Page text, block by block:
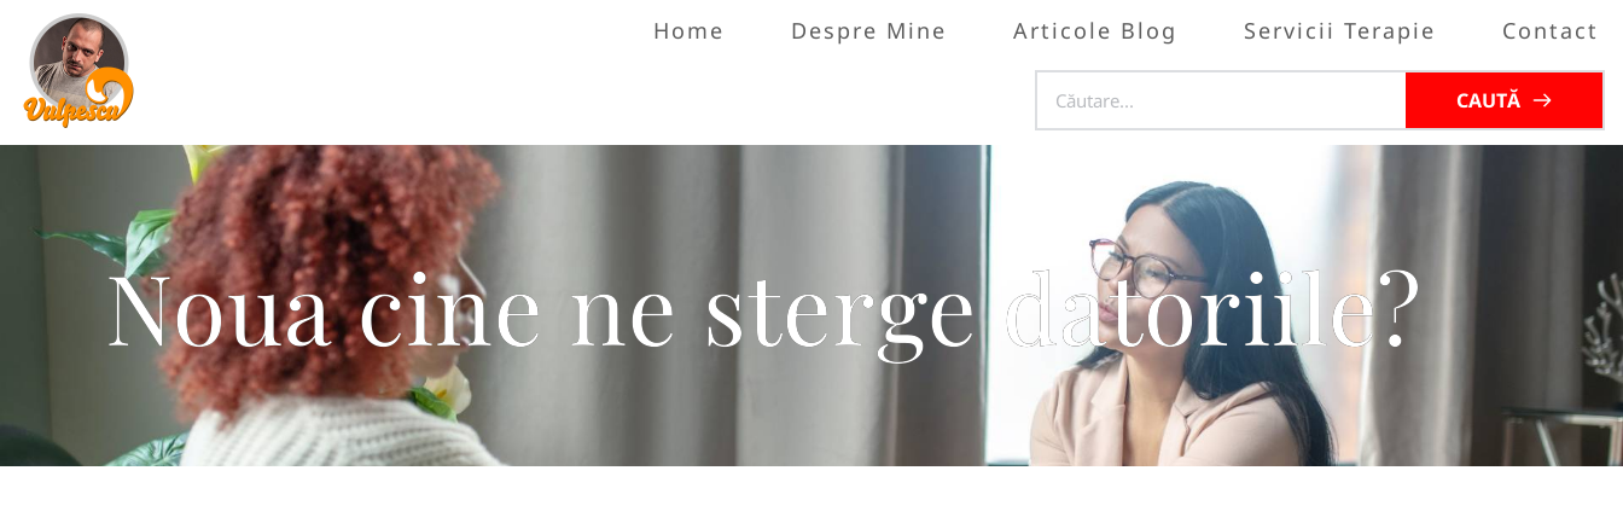
Home Despre Mine Articole Blog Servicii Terapie Contact
CAUTĂ
Noua cine ne sterge datoriile?